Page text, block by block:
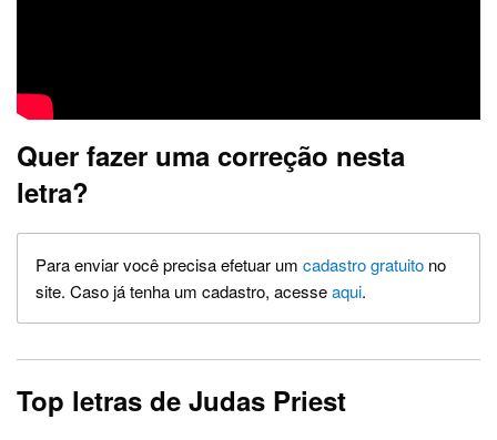
Quer fazer uma correção nesta
letra?
Para enviar você precisa efetuar um cadastro gratuito no
site. Caso já tenha um cadastro, acesseaqui.
Top letras de Judas Priest